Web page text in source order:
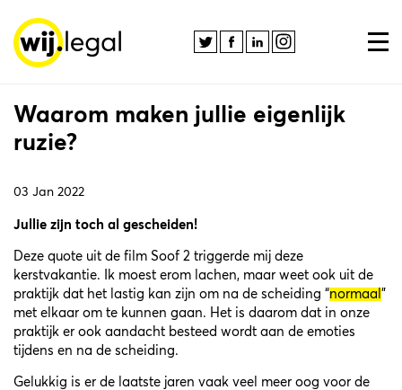
Waarom maken jullie eigenlijk
ruzie?
03 Jan 2022
Jullie zijn toch al gescheiden!
Deze quote uit de film Soof 2 triggerde mij deze
kerstvakantie. Ik moest erom lachen, maar weet ook uit de
praktijk dat het lastig kan zijn om na de scheiding “normaal ”
met elkaar om te kunnen gaan. Het is daarom dat in onze
praktijk er ook aandacht besteed wordt aan de emoties
tijdens en na de scheiding.
Gelukkig is er de laatste jaren vaak veel meer oog voor de